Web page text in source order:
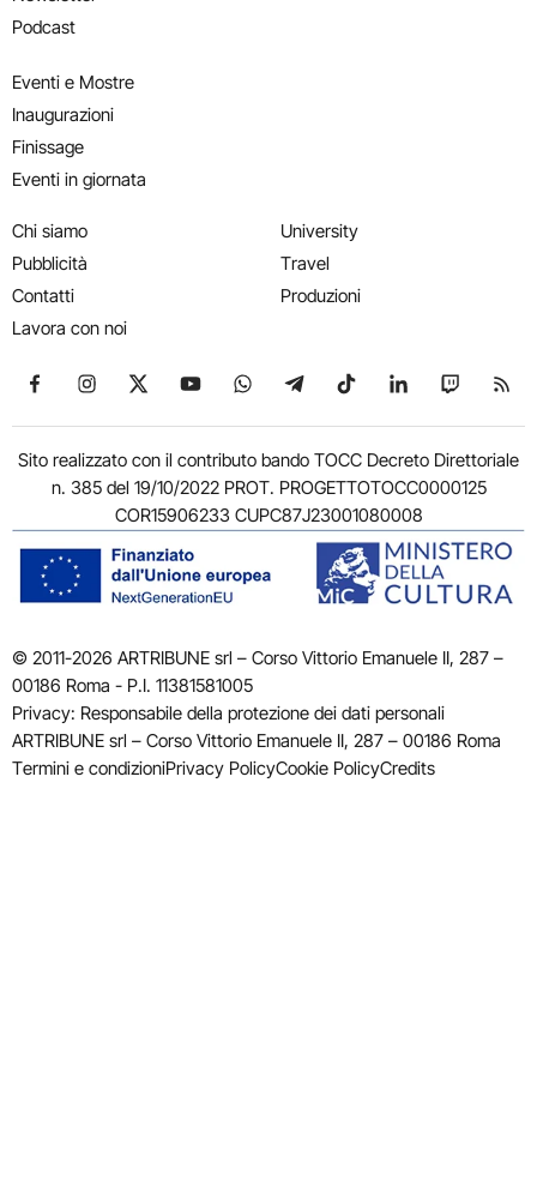
Podcast
Eventi e Mostre
Inaugurazioni
Finissage
Eventi in giornata
Chi siamo
Pubblicità
Contatti
Lavora con noi
University
Travel
Produzioni
Seguici su Facebook
Seguici su Instagram
Seguici su X
Seguici su YouTube
Seguici su WhatsApp
Seguici su Telegram
Seguici su TikTok
Seguici su
Seguici
Sito realizzato con il contributo bando TOCC Decreto Direttoriale
n. 385 del 19/10/2022 PROT. PROGETTOTOCC0000125
COR15906233 CUPC87J23001080008
© 2011-2026 ARTRIBUNE srl – Corso Vittorio Emanuele II, 287 –
00186 Roma - P.I. 11381581005
Privacy: Responsabile della protezione dei dati personali
ARTRIBUNE srl – Corso Vittorio Emanuele II, 287 – 00186 Roma
Termini e condizioniPrivacy PolicyCookie PolicyCredits